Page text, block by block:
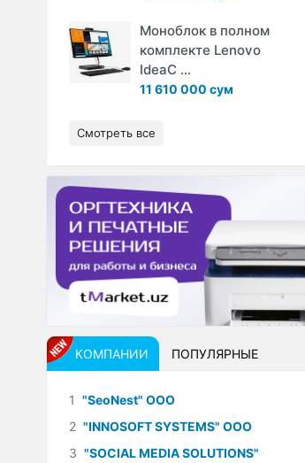
BANKING" ООО)
DUNYO)" ООО
Моноблок в полном
комплекте Lenovo
IdeaC ...
11 610 000 сум
Смотреть все
КОМПАНИИ ПОПУЛЯРНЫЕ
1 "SeoNest" ООО
2 "INNOSOFT SYSTEMS" ООО
3 "SOCIAL MEDIA SOLUTIONS"